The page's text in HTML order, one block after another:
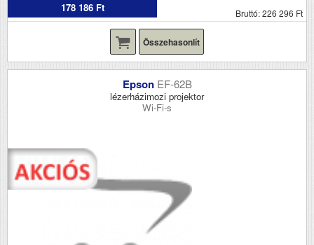
178 186 Ft
Bruttó: 226 296 Ft
Összehasonlít
Epson EF-62B
lézerházimozi projektor
Wi-Fi-s